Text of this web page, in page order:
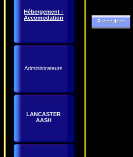
Hébergement -
Accomodation
Administrateurs
LANCASTER
AASH